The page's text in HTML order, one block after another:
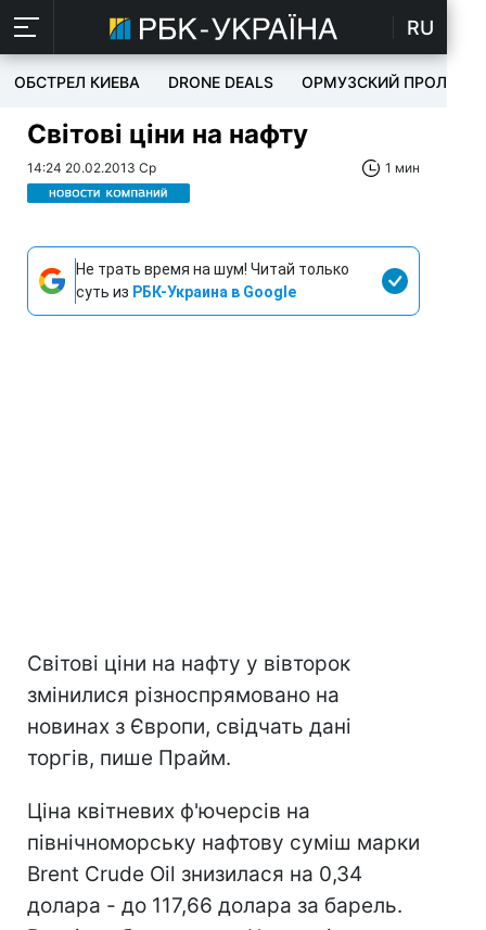
RU
ОБСТРЕЛ КИЕВА DRONE DEALS ОРМУЗСКИЙ ПРОЛИВ
Світові ціни на нафту
14:24 20.02.2013 Ср 1 мин
Не трать время на шум! Читай только
суть из РБК-Украина в Google
Світові ціни на нафту у вівторок
змінилися різноспрямовано на
новинах з Європи, свідчать дані
торгів, пише Прайм.
Ціна квітневих ф'ючерсів на
північноморську нафтову суміш марки
Brent Crude Oil знизилася на 0,34
долара - до 117,66 долара за барель.